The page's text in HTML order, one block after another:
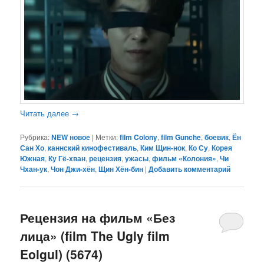
Читать далее →
Рубрика:NEW новое | Метки:film Colony,film Gunche,боевик,Ён
Сан Хо,каннский кинофестиваль,Ким Щин-нок,Ко Су,Корея
Южная,Ку Гё-хван,рецензия,ужасы,фильм «Колония»,Чи
Чхан-ук,Чон Джи-хён,Щин Хён-бин |Добавить комментарий
Рецензия на фильм «Без
лица» (film The Ugly film
Eolgul) (5674)